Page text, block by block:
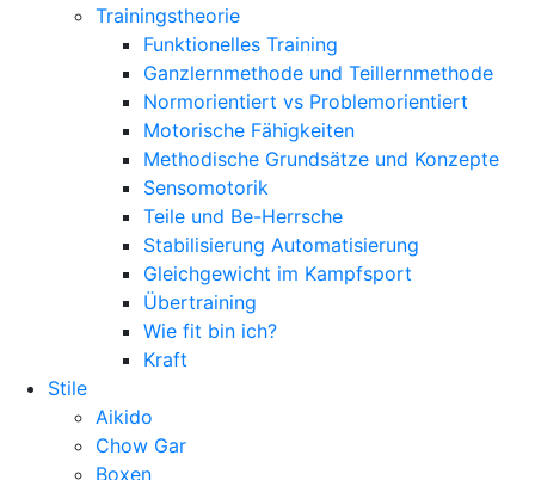
Trainingstheorie
Funktionelles Training
Ganzlernmethode und Teillernmethode
Normorientiert vs Problemorientiert
Motorische Fähigkeiten
Methodische Grundsätze und Konzepte
Sensomotorik
Teile und Be-Herrsche
Stabilisierung Automatisierung
Gleichgewicht im Kampfsport
Übertraining
Wie fit bin ich?
Kraft
Stile
Aikido
Chow Gar
Boxen